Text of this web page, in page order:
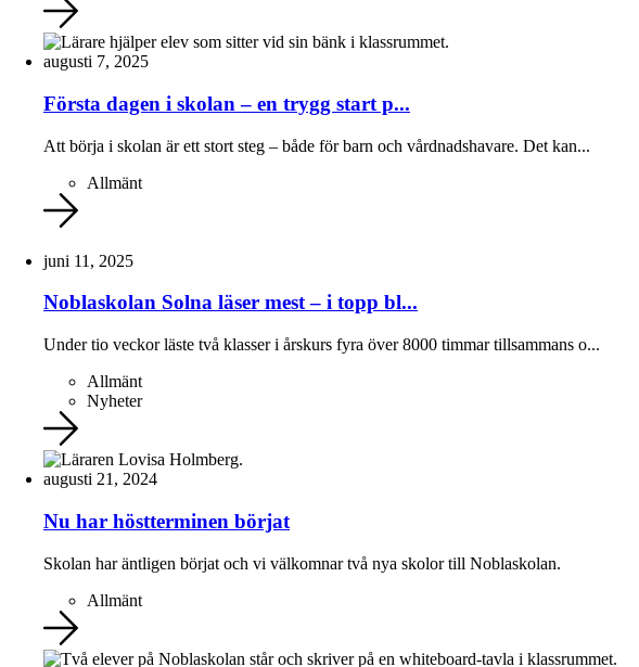
augusti 7, 2025
Första dagen i skolan – en trygg start p...
Att börja i skolan är ett stort steg – både för barn och vårdnadshavare. Det kan...
Allmänt
juni 11, 2025
Noblaskolan Solna läser mest – i topp bl...
Under tio veckor läste två klasser i årskurs fyra över 8000 timmar tillsammans o...
Allmänt
Nyheter
augusti 21, 2024
Nu har höstterminen börjat
Skolan har äntligen börjat och vi välkomnar två nya skolor till Noblaskolan.
Allmänt